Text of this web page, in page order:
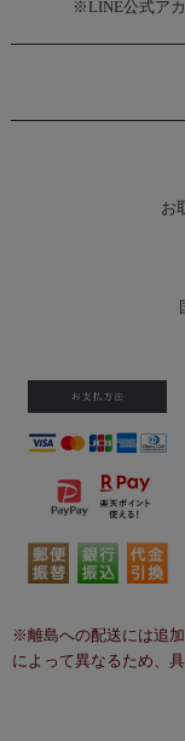
※LINE公式ア
お
※離島への配送には追
によって異なるため、